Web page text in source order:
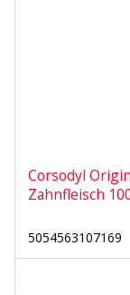
Corsodyl
Zahnfleisch
5054563107169